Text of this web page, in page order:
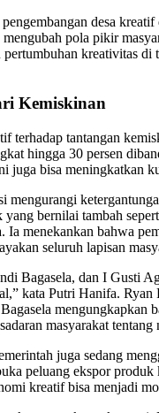
desa
pola pikir
kreativitas
Kemiskinan
tantangan
hingga 30 persen
juga bisa meningkatkan
bernilai tambah
Ia menekankan bahwa
seluruh lapisan
Bagasela, dan I Gusti
kata Putri Hanifa.
masyarakat
juga sedang
peluang ekspor
kreatif bisa menjadi